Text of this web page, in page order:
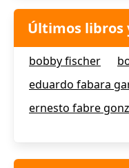
Últimos libros
bobby fischer
eduardo fabara
ernesto fabre